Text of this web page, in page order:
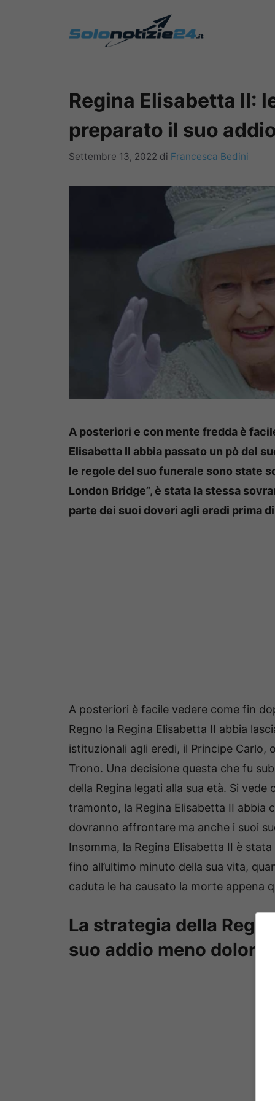
Regina Elisabetta II:
preparato il suo
Settembre 13, 2022 di Francesca Bedini
A posteriori e con mente fredda è
Elisabetta II abbia passato un pò del
le regole del suo funerale sono state
London Bridge”, è stata la stessa
parte dei suoi doveri agli eredi prima
A posteriori è facile vedere come fin
Regno la Regina Elisabetta II abbia
istituzionali agli eredi, il Principe Carlo,
Trono. Una decisione questa che fu
della Regina legati alla sua età. Si
tramonto, la Regina Elisabetta II abbia
dovranno affrontare ma anche i suoi
Insomma, la Regina Elisabetta II è
fino all’ultimo minuto della sua vita,
caduta le ha causato la morte appena
La strategia della
suo addio meno